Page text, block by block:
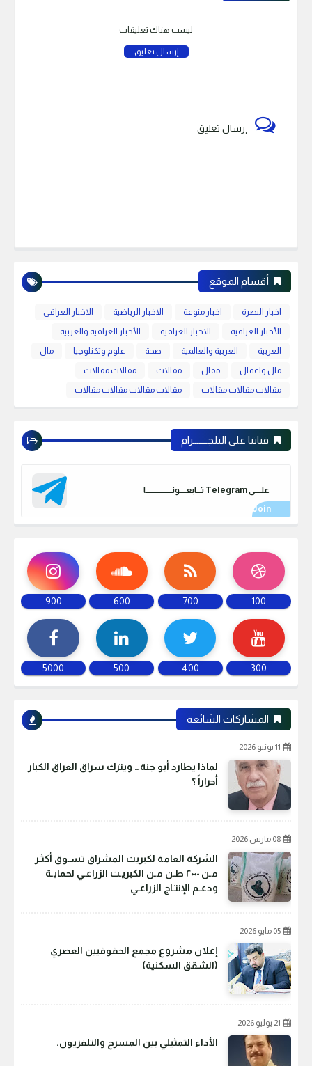
ليست هناك تعليقات
إرسال تعليق
إرسال تعليق
أقسام الموقع
اخبار البصرة اخبار منوعة الاخبار الرياضية
الاخبار العراقي
الأخبار العراقية
الاخبار العراقية
الأخبار العراقية والعربية
العربية
العربية والعالمية صحة علوم وتكنلوجيا
مال
مال واعمال
مقال مقالات
مقالات مقالات
مقالات مقالات مقالات
مقالات مقالات مقالات مقالات
قناتنا على التلجـــــــرام
علـــــى Telegram تـــابعـــــونـــــــــــــــــــا
100
700
600
900
300
400
500
5000
المشاركات الشائعة
11 يونيو 2026
لماذا يطارد أبو جنة… ويترك سراق العراق الكبار
أحراراً ؟
08 مارس 2026
الشركة العامة لكبريت المشراق تسـوق أكثـر
مـن ٢٠٠٠ طـن مـن الكبريـت الزراعـي لحمايـة
ودعـم الإنتـاج الزراعـي
05 مايو 2026
إعلان مشروع مجمع الحقوقيين العصري
(الشقق السكنية)
21 يوليو 2026
الأداء التمثيلي بين المسرح والتلفزيون.